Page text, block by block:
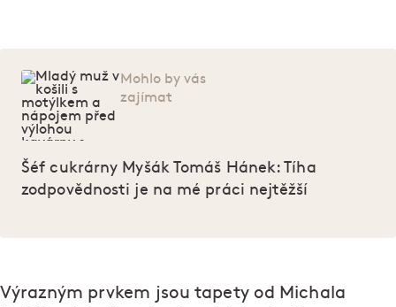
Mohlo by vás
zajímat
Šéf cukrárny Myšák Tomáš Hánek: Tíha
zodpovědnosti je na mé práci nejtěžší
Výrazným prvkem jsou tapety od Michala